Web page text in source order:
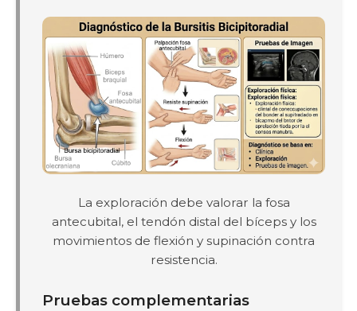
La exploración debe valorar la fosa
antecubital, el tendón distal del bíceps y los
movimientos de flexión y supinación contra
resistencia.
Pruebas complementarias